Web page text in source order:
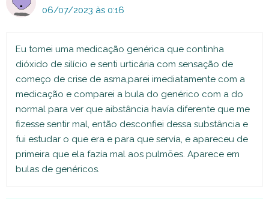
06/07/2023 às 0:16
Eu tomei uma medicação genérica que continha
dióxido de silício e senti urticária com sensação de
começo de crise de asma,parei imediatamente com a
medicação e comparei a bula do genérico com a do
normal para ver que aibstância havía diferente que me
fizesse sentir mal, então desconfiei dessa substância e
fui estudar o que era e para que servía, e apareceu de
primeira que ela fazía mal aos pulmões. Aparece em
bulas de genéricos.